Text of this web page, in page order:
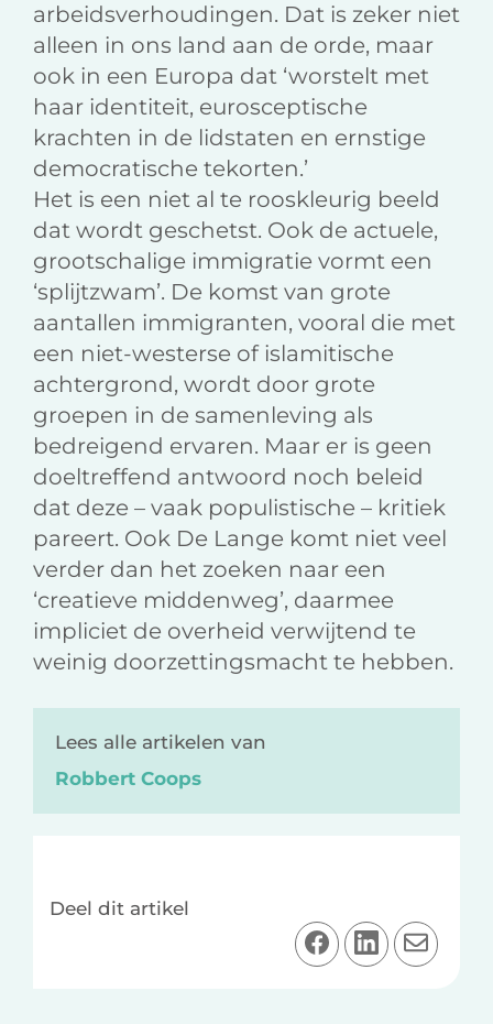
arbeidsverhoudingen. Dat is zeker niet
alleen in ons land aan de orde, maar
ook in een Europa dat ‘worstelt met
haar identiteit, eurosceptische
krachten in de lidstaten en ernstige
democratische tekorten.’
Het is een niet al te rooskleurig beeld
dat wordt geschetst. Ook de actuele,
grootschalige immigratie vormt een
‘splijtzwam’. De komst van grote
aantallen immigranten, vooral die met
een niet-westerse of islamitische
achtergrond, wordt door grote
groepen in de samenleving als
bedreigend ervaren. Maar er is geen
doeltreffend antwoord noch beleid
dat deze – vaak populistische – kritiek
pareert. Ook De Lange komt niet veel
verder dan het zoeken naar een
‘creatieve middenweg’, daarmee
impliciet de overheid verwijtend te
weinig doorzettingsmacht te hebben.
Lees alle artikelen van
Robbert Coops
Deel dit artikel
D
e
D
e
D
e